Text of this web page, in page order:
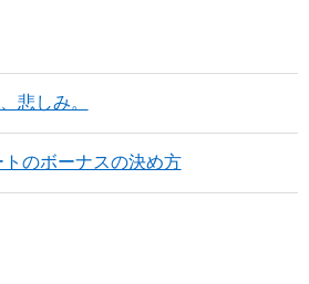
悲しみ。
のボーナスの決め方